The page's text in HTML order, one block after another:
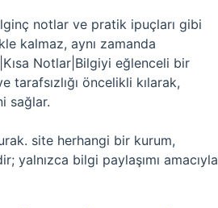
notlar ve pratik ipuçları gibi
kalmaz, aynı zamanda
Notlar|Bilgiyi eğlenceli bir
tarafsızlığı öncelikli kılarak,
sağlar.
site herhangi bir kurum,
yalnızca bilgi paylaşımı amacıyla